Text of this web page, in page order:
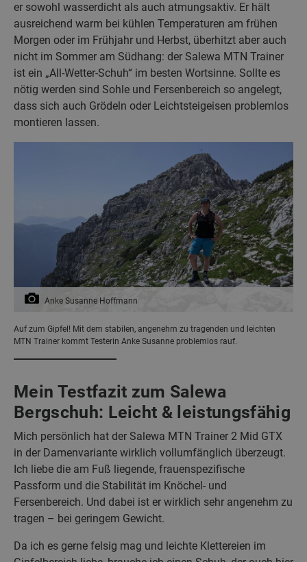
er sowohl wasserdicht als auch atmungsaktiv. Er hält
ausreichend warm bei kühlen Temperaturen am frühen
Morgen oder im Frühjahr und Herbst, überhitzt aber auch
nicht im Sommer am Südhang: der Salewa MTN Trainer
ist ein „All-Wetter-Schuh“ im besten Wortsinne. Sollte es
nötig werden sind Sohle und Fersenbereich so angelegt,
dass sich auch Grödeln oder Leichtsteigeisen problemlos
montieren lassen.
Anke Susanne Hoffmann
Auf zum Gipfel! Mit dem stabilen, angenehm zu tragenden und leichten
MTN Trainer kommt Testerin Anke Susanne problemlos rauf.
Mein Testfazit zum Salewa
Bergschuh: Leicht & leistungsfähig
Mich persönlich hat der Salewa MTN Trainer 2 Mid GTX
in der Damenvariante wirklich vollumfänglich überzeugt.
Ich liebe die am Fuß liegende, frauenspezifische
Passform und die Stabilität im Knöchel- und
Fersenbereich. Und dabei ist er wirklich sehr angenehm zu
tragen – bei geringem Gewicht.
Da ich es gerne felsig mag und leichte Klettereien im